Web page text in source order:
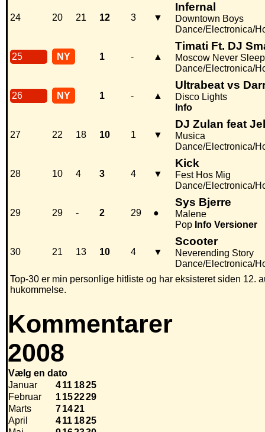
24 20 21 12 3 ▼
Infernal
Downtown Boys
Dance/Electronica/
25 NY 1 - ▲
Timati Ft. DJ
Moscow Never
Dance/Electronica/
26 NY 1 - ▲
Ultrabeat vs
Disco Lights
Info
27 22 18 10 1 ▼
DJ Zulan feat
Musica
Dance/Electronica/
28 10 4 3 4 ▼
Kick
Fest Hos Mig
Dance/Electronica/
29 29 - 2 29 ●
Sys Bjerre
Malene
Pop Info Versioner
30 21 13 10 4 ▼
Scooter
Neverending Story
Dance/Electronica/
Top-30 er min personlige hitliste og har eksisteret siden 12.
hukommelse.
Kommentarer
2008
Vælg en dato
Januar
411 1825
Februar
1152229
Marts
71421
April
411 1825